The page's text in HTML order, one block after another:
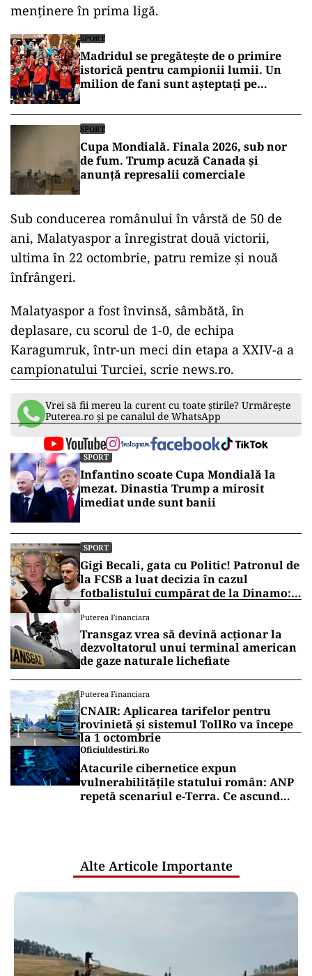
menţinere în prima ligă.
SPORT
Madridul se pregătește de o primire
istorică pentru campionii lumii. Un
milion de fani sunt așteptați pe
SPORT
Cupa Mondială. Finala 2026, sub nor
de fum. Trump acuză Canada și
anunță represalii comerciale
Sub conducerea românului în vârstă de 50 de
ani, Malatyaspor a înregistrat două victorii,
ultima în 22 octombrie, patru remize şi nouă
înfrângeri.
Malatyaspor a fost învinsă, sâmbătă, în
deplasare, cu scorul de 1-0, de echipa
Karagumruk, într-un meci din etapa a XXIV-a a
campionatului Turciei, scrie news.ro.
Vrei să fii mereu la curent cu toate știrile? Urmărește
Puterea.ro și pe canalul de WhatsApp
SPORT
Infantino scoate Cupa Mondială la
mezat. Dinastia Trump a mirosit
imediat unde sunt banii
SPORT
Gigi Becali, gata cu Politic! Patronul de
la FCSB a luat decizia în cazul
fotbalistului cumpărat de la Dinamo:
Puterea Financiara
Transgaz vrea să devină acționar la
dezvoltatorul unui terminal american
de gaze naturale lichefiate
Puterea Financiara
CNAIR: Aplicarea tarifelor pentru
rovinietă și sistemul TollRo va începe
la 1 octombrie
Oficiuldestiri.ro
Atacurile cibernetice expun
vulnerabilitățile statului român: ANP
repetă scenariul e‑Terra. Ce ascund
Alte Articole Importante